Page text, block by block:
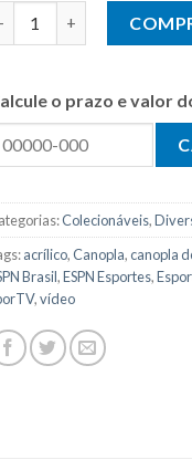
o prazo e valor
Colecionáveis,
acrílico,Canopla,canopla
Brasil,ESPN Esportes,
,vídeo